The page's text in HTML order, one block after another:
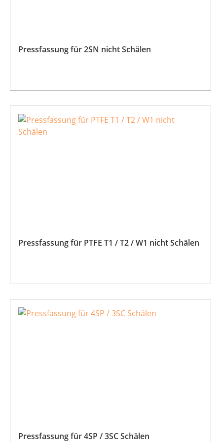
Pressfassung für 2SN nicht Schälen
Pressfassung für PTFE T1 / T2 / W1 nicht Schälen
Pressfassung für 4SP / 3SC Schälen